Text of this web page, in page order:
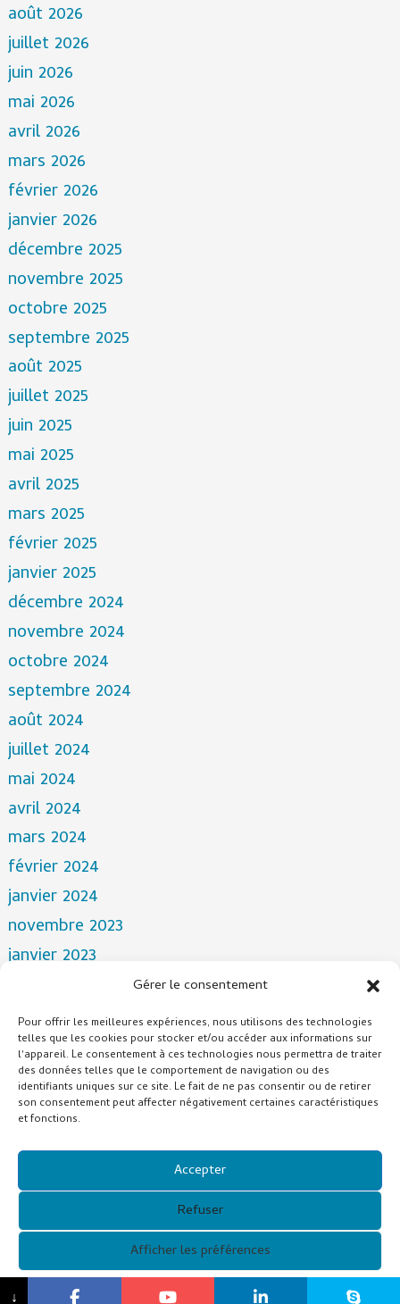
Gérer le consentement
Pour offrir les meilleures expériences, nous utilisons des technologies
telles que les cookies pour stocker et/ou accéder aux informations sur
l'appareil. Le consentement à ces technologies nous permettra de traiter
des données telles que le comportement de navigation ou des
identifiants uniques sur ce site. Le fait de ne pas consentir ou de retirer
son consentement peut affecter négativement certaines caractéristiques
et fonctions.
Accepter
Refuser
Afficher les préférences
août 2026
juillet 2026
juin 2026
mai 2026
avril 2026
mars 2026
février 2026
janvier 2026
décembre 2025
novembre 2025
octobre 2025
septembre 2025
août 2025
juillet 2025
juin 2025
mai 2025
avril 2025
mars 2025
février 2025
janvier 2025
décembre 2024
novembre 2024
octobre 2024
septembre 2024
août 2024
juillet 2024
mai 2024
avril 2024
mars 2024
février 2024
janvier 2024
novembre 2023
janvier 2023
avril 2022
mars 2022
décembre 2021
octobre 2021
Copyright © 2021 Guangzhou Xunqi Glasses Co. Tous droits
réservés.
↓